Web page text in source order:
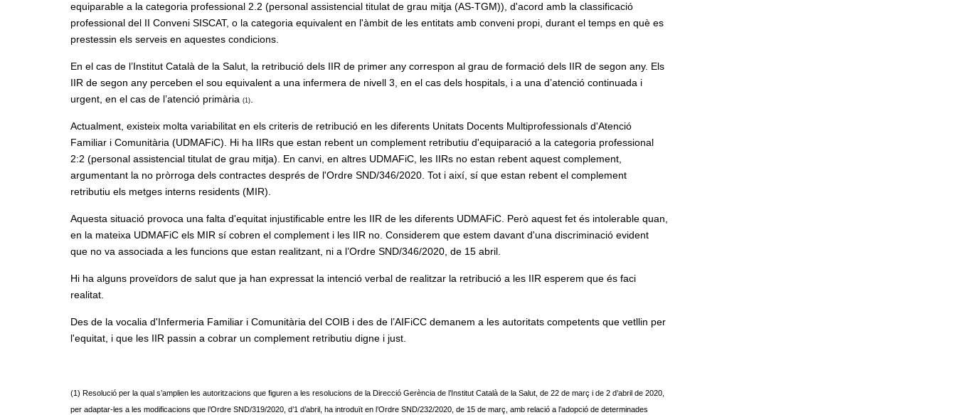
equiparable a la categoria professional 2.2 (personal assistencial titulat de grau mitja (AS-TGM)), d'acord amb la classificació
professional del II Conveni SISCAT, o la categoria equivalent en l'àmbit de les entitats amb conveni propi, durant el temps en què es
prestessin els serveis en aquestes condicions.
En el cas de l’Institut Català de la Salut, la retribució dels IIR de primer any correspon al grau de formació dels IIR de segon any. Els
IIR de segon any perceben el sou equivalent a una infermera de nivell 3, en el cas dels hospitals, i a una d’atenció continuada i
urgent, en el cas de l’atenció primària (1)
Actualment, existeix molta variabilitat en els criteris de retribució en les diferents Unitats Docents Multiprofessionals d'Atenció
Familiar i Comunitària (UDMAFiC). Hi ha IIRs que estan rebent un complement retributiu d'equiparació a la categoria professional
2:2 (personal assistencial titulat de grau mitja). En canvi, en altres UDMAFiC, les IIRs no estan rebent aquest complement,
argumentant la no pròrroga dels contractes després de l'Ordre SND/346/2020. Tot i així, sí que estan rebent el complement
retributiu els metges interns residents (MIR).
Aquesta situació provoca una falta d'equitat injustificable entre les IIR de les diferents UDMAFiC. Però aquest fet és intolerable quan,
en la mateixa UDMAFiC els MIR sí cobren el complement i les IIR no. Considerem que estem davant d'una discriminació evident
que no va associada a les funcions que estan realitzant, ni a l’Ordre SND/346/2020, de 15 abril.
Hi ha alguns proveïdors de salut que ja han expressat la intenció verbal de realitzar la retribució a les IIR esperem que és faci
realitat.
Des de la vocalia d'Infermeria Familiar i Comunitària del COIB i des de l’AIFiCC demanem a les autoritats competents que vetllin per
l'equitat, i que les IIR passin a cobrar un complement retributiu digne i just.
(1) Resolució per la qual s’amplien les autoritzacions que figuren a les resolucions de la Direcció Gerència de l’Institut Català de la Salut, de 22 de març i de 2 d’abril de 2020,
per adaptar-les a les modificacions que l’Ordre SND/319/2020, d’1 d’abril, ha introduït en l’Ordre SND/232/2020, de 15 de març, amb relació a l’adopció de determinades